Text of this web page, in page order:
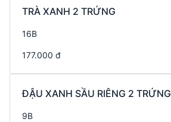
TRÀ XANH 2 TRỨNG
16B
177.000 đ
ĐẬU XANH SẦU RIÊNG 2 TRỨNG
9B